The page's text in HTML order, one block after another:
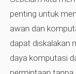
penting untuk
awan dan
dapat diskalakan
daya komputasi